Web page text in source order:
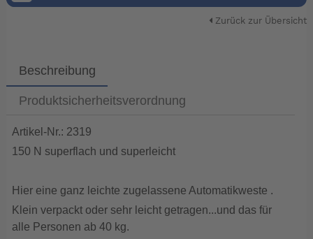
Zurück zur Übersicht
Beschreibung
Produktsicherheitsverordnung
Artikel-Nr.: 2319
150 N superflach und superleicht
Hier eine ganz leichte zugelassene Automatikweste .
Klein verpackt oder sehr leicht getragen...und das für
alle Personen ab 40 kg.